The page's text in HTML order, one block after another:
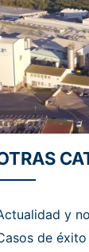
y
de éxito